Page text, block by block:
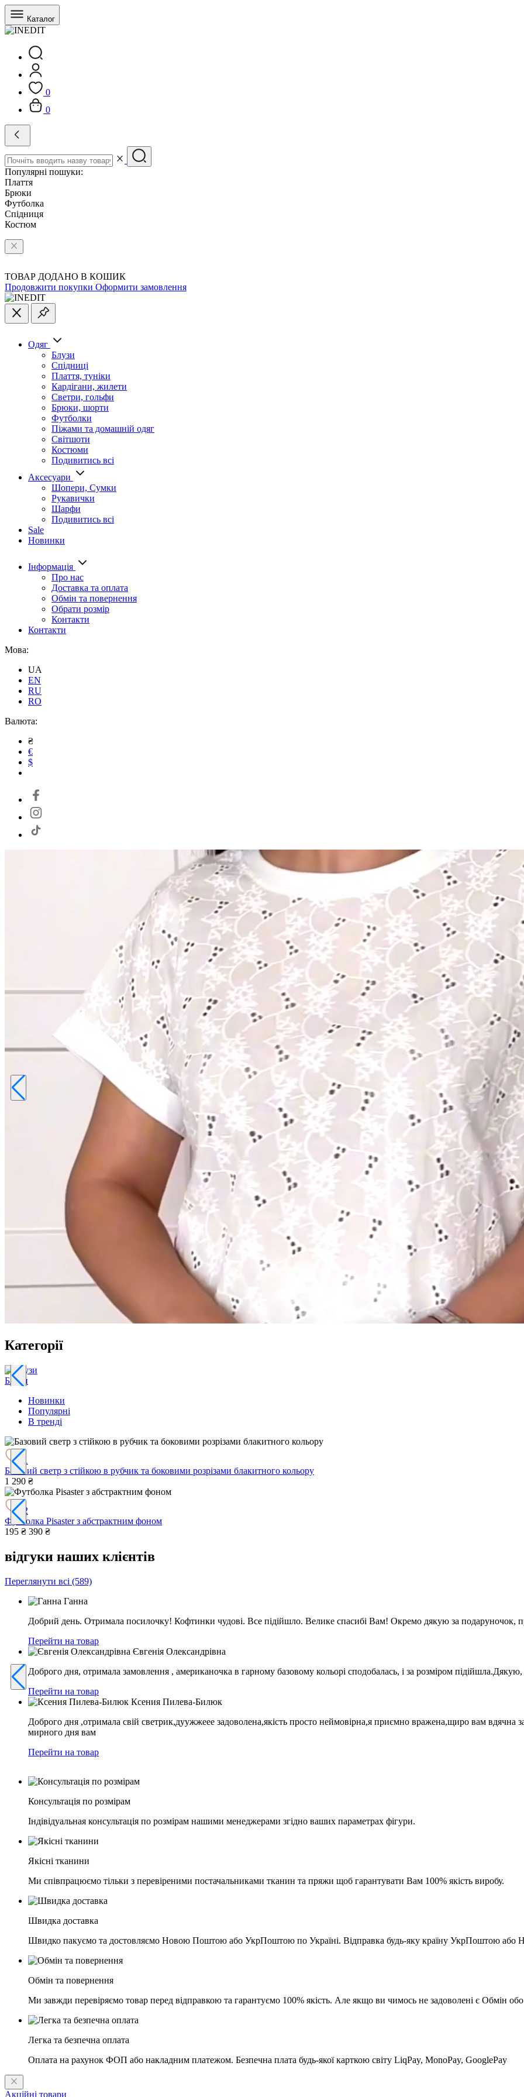
Каталог
0
0
Популярні пошуки:
Плаття
Брюки
Футболка
Спідниця
Костюм
ТОВАР ДОДАНО В КОШИК
Продовжити покупки Оформити замовлення
Одяг
Блузи
Спідниці
Плаття, туніки
Кардігани, жилети
Светри, гольфи
Брюки, шорти
Футболки
Піжами та домашній одяг
Світшоти
Костюми
Подивитись всі
Аксесуари
Шопери, Сумки
Рукавички
Шарфи
Подивитись всі
Sale
Новинки
Інформація
Про нас
Доставка та оплата
Обмін та повернення
Обрати розмір
Контакти
Контакти
Мова:
UA
EN
RU
RO
Валюта:
₴
€
$
Категорії
Блузи
Новинки
Популярні
В тренді
Базовий светр з стійкою в рубчик та боковими розрізами блакитного кольору
1 290 ₴
2
Футболка Pisaster з абстрактним фоном
195 ₴ 390 ₴
відгуки наших клієнтів
Переглянути всі (589)
Ганна
Добрий день. Отримала посилочку! Кофтинки чудові. Все підійшло. Велике спасибі Вам! Окремо дякую за подаруночок,
Перейти на товар
Євгенія Олександрівна
Доброго дня, отримала замовлення , американочка в гарному базовому кольорі сподобалась, і за розміром
Перейти на товар
Ксения Пилева-Билюк
Доброго дня ,отримала свій светрик,дуужжеее задоволена,якість просто неймовірна,я приємно вражена,щиро вам вдячна
мирного дня вам
Перейти на товар
Консультація по розмірам
Індівідуальная консультація по розмірам нашими менеджерами згідно вашиx параметраx фігури.
Якісні тканини
Ми співпрацюємо тільки з перевіреними постачальниками тканин та пряжи щоб гарантувати Вам 100% якість виробу.
Швидка доставка
Швидко пакуємо та достовляємо Новою Поштою або УкрПоштою по Україні. Відправка будь-яку країну УкрПоштою
Обмін та повернення
Ми завжди перевіряємо товар перед відправкою та гарантуємо 100% якість. Але якщо ви чимось не задоволені є Обмін
Легка та безпечна оплата
Оплата на рахунок ФОП або накладним платежом. Безпечна плата будь-якої карткою світу LiqPay, MonoPay, GooglePay
Акційні товари